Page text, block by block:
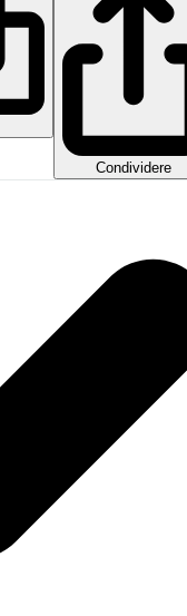
Condividere